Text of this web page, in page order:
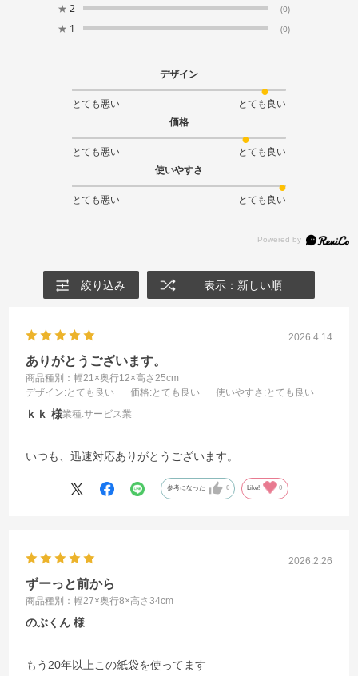
★ 2 (0)
★ 1 (0)
デザイン
とても悪い
とても良い
価格
とても悪い
とても良い
使いやすさ
とても悪い とても良い
絞り込み 表示：新しい順
2026.4.14
ありがとうございます。
商品種別：幅21×奥行12×高さ25cm
デザイン:とても良い 価格:とても良い 使いやすさ :とても良い
ｋｋ 業種:サービス業
いつも、迅速対応ありがとうございます。
参考になった 0 Like! 0
2026.2.26
ずーっと前から
商品種別：幅27×奥行8×高さ34cm
のぶくん
もう20年以上この紙袋を使ってます